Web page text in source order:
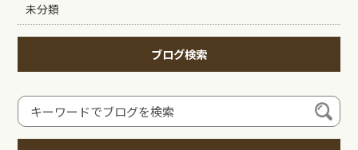
未分類
ブログ検索